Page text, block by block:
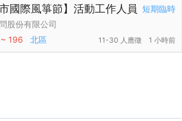
短期臨時
國際風箏節】活動工作人員
股份有限公司
196 北區 11-30 人應徵 1 小時前